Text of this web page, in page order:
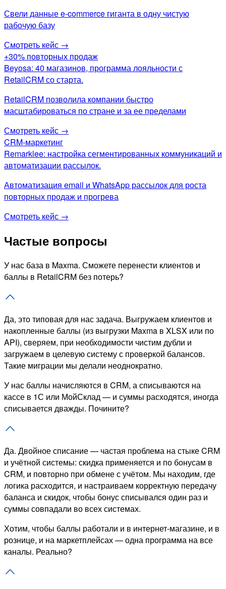
Свели данные e-commerce гиганта в одну чистую
рабочую базу
Смотреть кейс →
+30% повторных продаж
Beyosa: 40 магазинов, программа лояльности с
RetailCRM со старта.
RetailCRM позволила компании быстро
масштабироваться по стране и за ее пределами
Смотреть кейс →
CRM-маркетинг
Remarklee: настройка сегментированных коммуникаций и
автоматизации рассылок.
Автоматизация email и WhatsApp рассылок для роста
повторных продаж и прогрева
Смотреть кейс →
Частые вопросы
У нас база в Maxma. Сможете перенести клиентов и
баллы в RetailCRM без потерь?
Да, это типовая для нас задача. Выгружаем клиентов и
накопленные баллы (из выгрузки Maxma в XLSX или по
API), сверяем, при необходимости чистим дубли и
загружаем в целевую систему с проверкой балансов.
Такие миграции мы делали неоднократно.
У нас баллы начисляются в CRM, а списываются на
кассе в 1С или МойСклад — и суммы расходятся, иногда
списывается дважды. Почините?
Да. Двойное списание — частая проблема на стыке CRM
и учётной системы: скидка применяется и по бонусам в
CRM, и повторно при обмене с учётом. Мы находим, где
логика расходится, и настраиваем корректную передачу
баланса и скидок, чтобы бонус списывался один раз и
суммы совпадали во всех системах.
Хотим, чтобы баллы работали и в интернет-магазине, и в
рознице, и на маркетплейсах — одна программа на все
каналы. Реально?